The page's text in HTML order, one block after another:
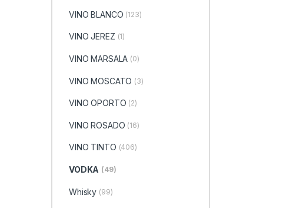
VINO BLANCO (123)
VINO JEREZ (1)
VINO MARSALA (0)
VINO MOSCATO (3)
VINO OPORTO (2)
VINO ROSADO (16)
VINO TINTO (406)
VODKA (49)
Whisky (99)